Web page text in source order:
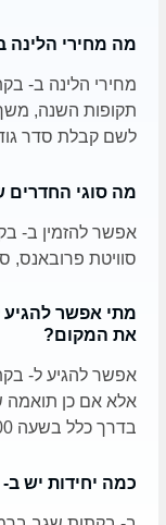
מה מחירי
מחירי הלינה ב-
תקופות השנה, משך
לשם קבלת סדר
מה סוגי
אפשר להזמין ב-
סוויטת פרובאנס,
מתי אפשר להגיע
את המקום?
אלא אם כן תואמה
בדרך כלל בשעה 11:00.
כמה יחידות יש